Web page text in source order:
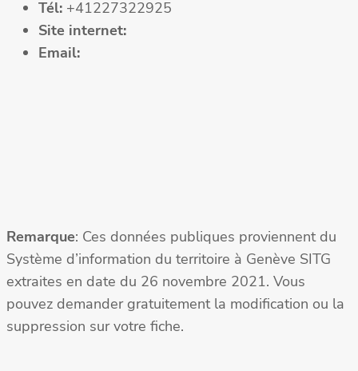
Tél: +41227322925
Site internet:
Email:
Remarque: Ces données publiques proviennent du
Système d’information du territoire à Genève SITG
extraites en date du 26 novembre 2021. Vous
pouvez demander gratuitement la modification ou la
suppression sur votre fiche.